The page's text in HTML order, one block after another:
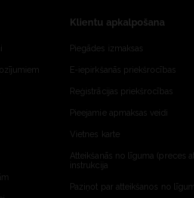
Klientu apkalpošana
Piegādes izmaksas
E-iepirkšanās priekšrocības
Reģistrācijas priekšrocības
Pieejamie apmaksas veidi
Vietnes karte
Atteikšanās no līguma (preces
instrukcija
Paziņot par atteikšanos no